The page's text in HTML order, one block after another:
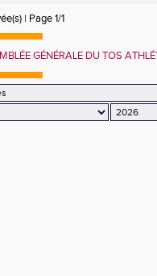
| Page 1/1
GÉNÉRALE DU TOS